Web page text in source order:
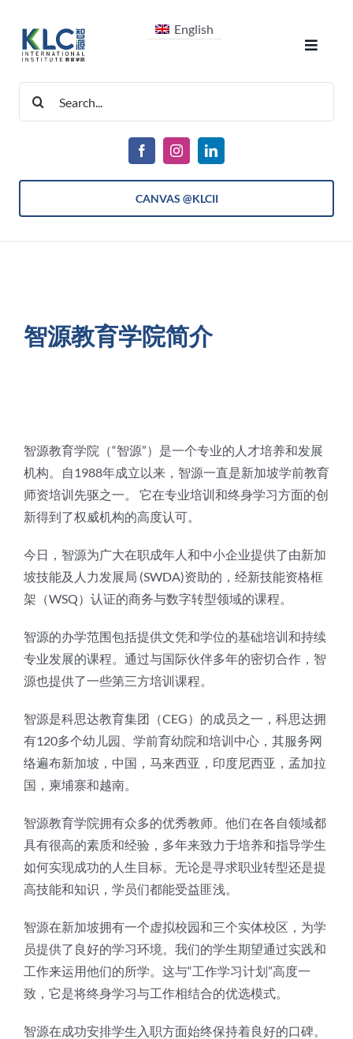
English
Toggle
课程
入学信息
最新消息
索：
CANVAS @KLCII
智源教育学院简介
智源教育学院（“智源”）是一个专业的人才培养和发展
机构。自1988年成立以来，智源一直是新加坡学前教育
师资培训先驱之一。 它在专业培训和终身学习方面的创
新得到了权威机构的高度认可。
今日，智源为广大在职成年人和中小企业提供了由新加
坡技能及人力发展局 (SWDA)资助的，经新技能资格框
架（WSQ）认证的商务与数字转型领域的课程。
智源的办学范围包括提供文凭和学位的基础培训和持续
专业发展的课程。通过与国际伙伴多年的密切合作，智
源也提供了一些第三方培训课程。
智源是科思达教育集团（CEG）的成员之一，科思达拥
有120多个幼儿园、学前育幼院和培训中心，其服务网
络遍布新加坡，中国，马来西亚，印度尼西亚，孟加拉
国，柬埔寨和越南。
智源教育学院拥有众多的优秀教师。他们在各自领域都
具有很高的素质和经验，多年来致力于培养和指导学生
如何实现成功的人生目标。无论是寻求职业转型还是提
高技能和知识，学员们都能受益匪浅。
智源在新加坡拥有一个虚拟校园和三个实体校区，为学
员提供了良好的学习环境。我们的学生期望通过实践和
工作来运用他们的所学。这与“工作学习计划”高度一
致，它是将终身学习与工作相结合的优选模式。
智源在成功安排学生入职方面始终保持着良好的口碑。